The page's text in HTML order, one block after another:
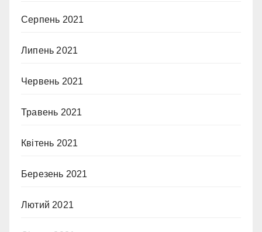
Серпень 2021
Липень 2021
Червень 2021
Травень 2021
Квітень 2021
Березень 2021
Лютий 2021